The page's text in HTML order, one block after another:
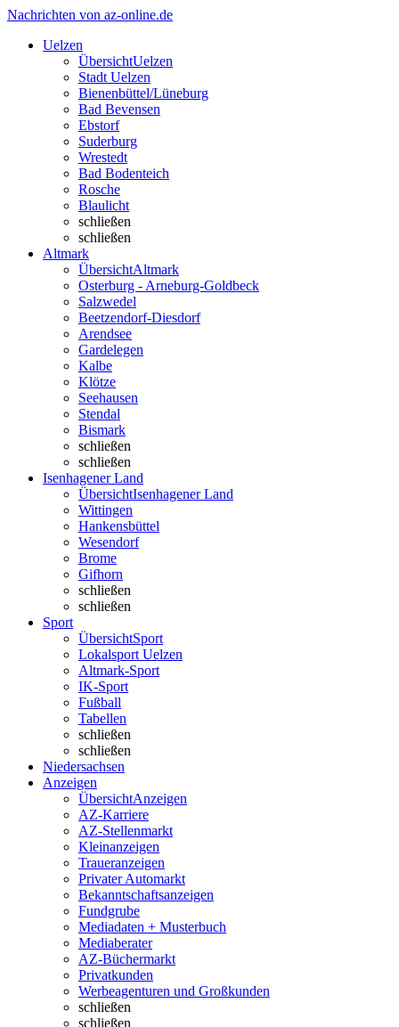
Nachrichten von az-online.de
Uelzen
ÜbersichtUelzen
Stadt Uelzen
Bienenbüttel/Lüneburg
Bad Bevensen
Ebstorf
Suderburg
Wrestedt
Bad Bodenteich
Rosche
Blaulicht
schließen
schließen
Altmark
ÜbersichtAltmark
Osterburg - Arneburg-Goldbeck
Salzwedel
Beetzendorf-Diesdorf
Arendsee
Gardelegen
Kalbe
Klötze
Seehausen
Stendal
Bismark
schließen
schließen
Isenhagener Land
ÜbersichtIsenhagener Land
Wittingen
Hankensbüttel
Wesendorf
Brome
Gifhorn
schließen
schließen
Sport
ÜbersichtSport
Lokalsport Uelzen
Altmark-Sport
IK-Sport
Fußball
Tabellen
schließen
schließen
Niedersachsen
Anzeigen
ÜbersichtAnzeigen
AZ-Karriere
AZ-Stellenmarkt
Kleinanzeigen
Traueranzeigen
Privater Automarkt
Bekanntschaftsanzeigen
Fundgrube
Mediadaten + Musterbuch
Mediaberater
AZ-Büchermarkt
Privatkunden
Werbeagenturen und Großkunden
schließen
schließen